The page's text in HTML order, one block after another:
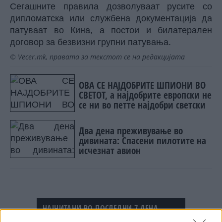
Сегашните правила дозволуваат русите со
дипломатска или службена документација да
патуваат во Кина, а постои и билатерален
договор за безвизни групни патувања.
© Vecer.mk, правата за текстот се на редакцијата
ОВА СЕ НАЈДОБРИТЕ ШПИОНИ ВО
СВЕТОТ, а најдобрите европски не
се ни во петте најдобри светски
Два дена преживување во
дивината: Спасени пилотите на
исчезнат авион
НАЈЧИТАНИ ВО ПОСЛЕДНИ 7 ДЕНА